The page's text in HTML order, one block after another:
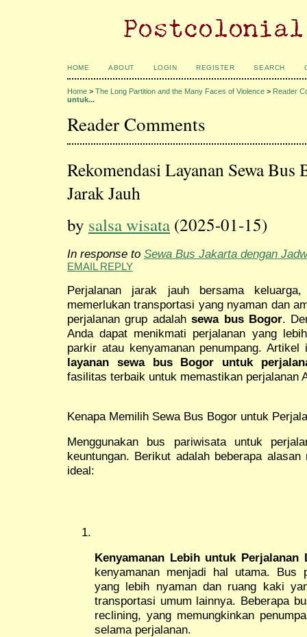
HOME ABOUT LOGIN REGISTER SEARCH
Home > The Long Partition and the Many Faces of Violence > Reader
untuk...
Reader Comments
Rekomendasi Layanan Sewa
Jarak Jauh
by salsa wisata (2025-01-15)
In response to Sewa Bus Jakarta dengan
EMAIL REPLY
Perjalanan jarak jauh bersama
memerlukan transportasi yang nyaman dan
perjalanan grup adalahsewa bus Bogor.
Anda dapat menikmati perjalanan yang
parkir atau kenyamanan penumpang.
layanan sewa bus Bogor untuk
fasilitas terbaik untuk memastikan perjalanan
Kenapa Memilih Sewa Bus Bogor untuk
Menggunakan bus pariwisata untuk
keuntungan. Berikut adalah beberapa
ideal:
Kenyamanan Lebih untuk Perjalanan
kenyamanan menjadi hal utama. Bus
yang lebih nyaman dan ruang kaki
transportasi umum lainnya. Beberapa
reclining, yang memungkinkan
selama perjalanan.